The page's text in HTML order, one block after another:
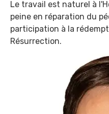
Le travail est naturel à
peine en réparation du
participation à la
Résurrection.